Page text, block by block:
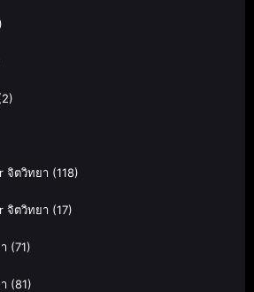
จิตวิทยา (118)
จิตวิทยา (17)
(71)
(81)